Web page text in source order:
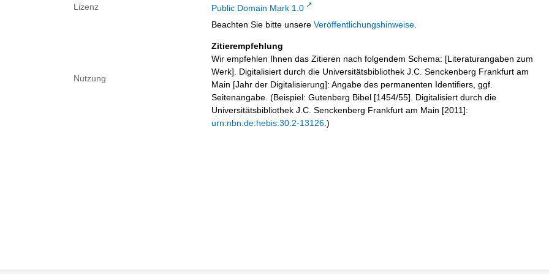
Lizenz Public Domain Mark 1.0
Nutzung
Beachten Sie bitte unsere Veröffentlichungshinweise
Zitierempfehlung
Wir empfehlen Ihnen das Zitieren nach folgendem Schema: [Literaturangaben zum
Werk]. Digitalisiert durch die Universitätsbibliothek J.C. Senckenberg Frankfurt am
Main [Jahr der Digitalisierung]: Angabe des permanenten Identifiers, ggf.
Seitenangabe. (Beispiel: Gutenberg Bibel [1454/55]. Digitalisiert durch die
Universitätsbibliothek J.C. Senckenberg Frankfurt am Main [2011]:
urn:nbn:de:hebis:30:2-13126 .)